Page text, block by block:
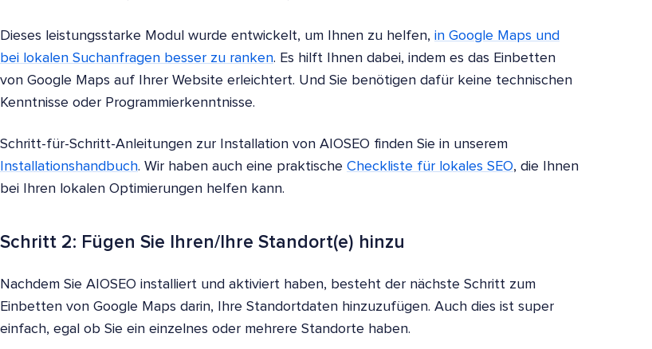
Dieses leistungsstarke Modul wurde entwickelt, um Ihnen zu helfen, in Google Maps und
bei lokalen Suchanfragen besser zu ranken. Es hilft Ihnen dabei, indem es das Einbetten
von Google Maps auf Ihrer Website erleichtert. Und Sie benötigen dafür keine technischen
Kenntnisse oder Programmierkenntnisse.
Schritt-für-Schritt-Anleitungen zur Installation von AIOSEO finden Sie in unserem
Installationshandbuch. Wir haben auch eine praktische Checkliste für lokales SEO, die Ihnen
bei Ihren lokalen Optimierungen helfen kann.
Schritt 2: Fügen Sie Ihren/Ihre Standort(e) hinzu
Nachdem Sie AIOSEO installiert und aktiviert haben, besteht der nächste Schritt zum
Einbetten von Google Maps darin, Ihre Standortdaten hinzuzufügen. Auch dies ist super
einfach, egal ob Sie ein einzelnes oder mehrere Standorte haben.